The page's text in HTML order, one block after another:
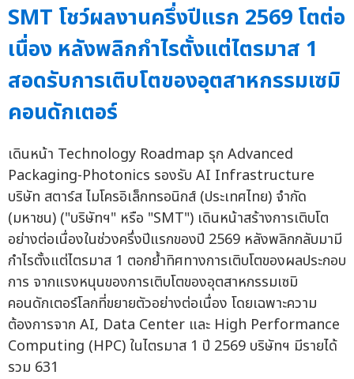
SMT โชว์ผลงานครึ่งปีแรก 2569 โตต่อ
เนื่อง หลังพลิกกำไรตั้งแต่ไตรมาส 1
สอดรับการเติบโตของอุตสาหกรรมเซมิ
คอนดักเตอร์
เดินหน้า Technology Roadmap รุก Advanced
Packaging-Photonics รองรับ AI Infrastructure
บริษัท สตาร์ส ไมโครอิเล็กทรอนิกส์ (ประเทศไทย) จำกัด
(มหาชน) ("บริษัทฯ" หรือ "SMT") เดินหน้าสร้างการเติบโต
อย่างต่อเนื่องในช่วงครึ่งปีแรกของปี 2569 หลังพลิกกลับมามี
กำไรตั้งแต่ไตรมาส 1 ตอกย้ำทิศทางการเติบโตของผลประกอบ
การ จากแรงหนุนของการเติบโตของอุตสาหกรรมเซมิ
คอนดักเตอร์โลกที่ขยายตัวอย่างต่อเนื่อง โดยเฉพาะความ
ต้องการจาก AI, Data Center และ High Performance
Computing (HPC) ในไตรมาส 1 ปี 2569 บริษัทฯ มีรายได้
รวม 631